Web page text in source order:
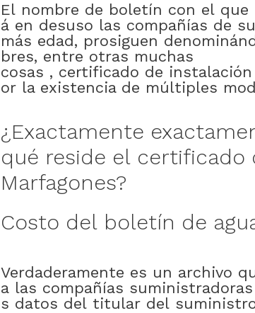
El nombre de boletín con el que
á en desuso las compañías de
más edad, prosiguen
bres, entre otras muchas
cosas , certificado de instalación
or la existencia de múltiples
¿Exactamente
qué reside el certificado
Marfagones?
Costo del boletín de
Verdaderamente es un archivo
a las compañías suministradoras
s datos del titular del